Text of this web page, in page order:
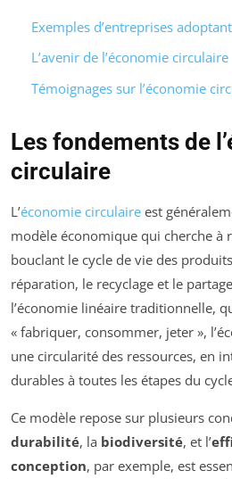
Exemples d’entreprises
L’avenir de l’économie circulaire
Témoignages sur l’économie
Les fondements de
circulaire
L’économie circulaire est
modèle économique qui cherche à
bouclant le cycle de vie des
réparation, le recyclage et le
l’économie linéaire traditionnelle,
« fabriquer, consommer, jeter »,
une circularité des ressources, en
durables à toutes les étapes du
Ce modèle repose sur plusieurs
durabilité, la biodiversité, et l’
conception, par exemple, est